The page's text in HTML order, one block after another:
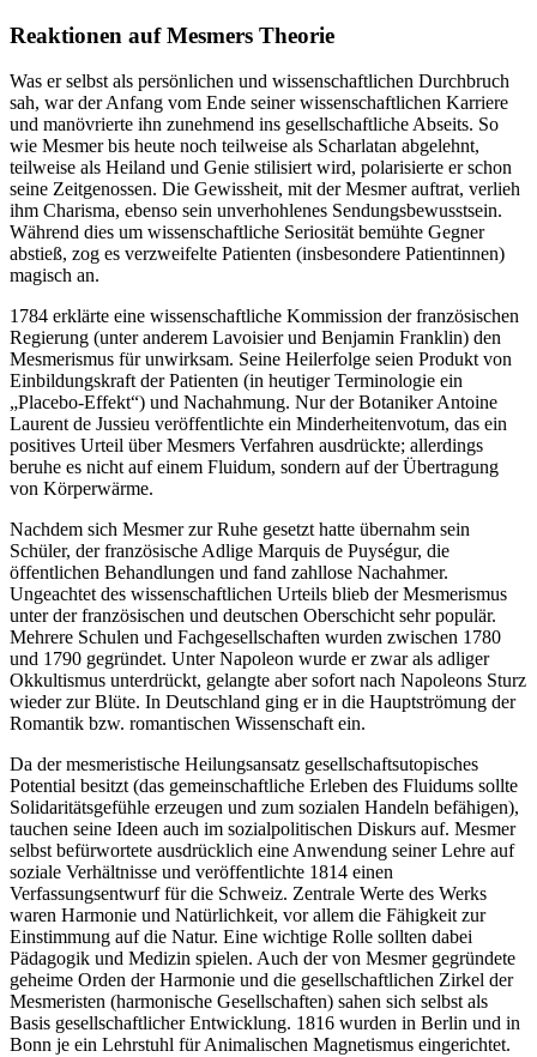
Reaktionen auf Mesmers Theorie
Was er selbst als persönlichen und wissenschaftlichen Durchbruch
sah, war der Anfang vom Ende seiner wissenschaftlichen Karriere
und manövrierte ihn zunehmend ins gesellschaftliche Abseits. So
wie Mesmer bis heute noch teilweise als Scharlatan abgelehnt,
teilweise als Heiland und Genie stilisiert wird, polarisierte er schon
seine Zeitgenossen. Die Gewissheit, mit der Mesmer auftrat, verlieh
ihm Charisma, ebenso sein unverhohlenes Sendungsbewusstsein.
Während dies um wissenschaftliche Seriosität bemühte Gegner
abstieß, zog es verzweifelte Patienten (insbesondere Patientinnen)
magisch an.
1784 erklärte eine wissenschaftliche Kommission der französischen
Regierung (unter anderem Lavoisier und Benjamin Franklin) den
Mesmerismus für unwirksam. Seine Heilerfolge seien Produkt von
Einbildungskraft der Patienten (in heutiger Terminologie ein
„Placebo-Effekt“) und Nachahmung. Nur der Botaniker Antoine
Laurent de Jussieu veröffentlichte ein Minderheitenvotum, das ein
positives Urteil über Mesmers Verfahren ausdrückte; allerdings
beruhe es nicht auf einem Fluidum, sondern auf der Übertragung
von Körperwärme.
Nachdem sich Mesmer zur Ruhe gesetzt hatte übernahm sein
Schüler, der französische Adlige Marquis de Puységur, die
öffentlichen Behandlungen und fand zahllose Nachahmer.
Ungeachtet des wissenschaftlichen Urteils blieb der Mesmerismus
unter der französischen und deutschen Oberschicht sehr populär.
Mehrere Schulen und Fachgesellschaften wurden zwischen 1780
und 1790 gegründet. Unter Napoleon wurde er zwar als adliger
Okkultismus unterdrückt, gelangte aber sofort nach Napoleons Sturz
wieder zur Blüte. In Deutschland ging er in die Hauptströmung der
Romantik bzw. romantischen Wissenschaft ein.
Da der mesmeristische Heilungsansatz gesellschaftsutopisches
Potential besitzt (das gemeinschaftliche Erleben des Fluidums sollte
Solidaritätsgefühle erzeugen und zum sozialen Handeln befähigen),
tauchen seine Ideen auch im sozialpolitischen Diskurs auf. Mesmer
selbst befürwortete ausdrücklich eine Anwendung seiner Lehre auf
soziale Verhältnisse und veröffentlichte 1814 einen
Verfassungsentwurf für die Schweiz. Zentrale Werte des Werks
waren Harmonie und Natürlichkeit, vor allem die Fähigkeit zur
Einstimmung auf die Natur. Eine wichtige Rolle sollten dabei
Pädagogik und Medizin spielen. Auch der von Mesmer gegründete
geheime Orden der Harmonie und die gesellschaftlichen Zirkel der
Mesmeristen (harmonische Gesellschaften) sahen sich selbst als
Basis gesellschaftlicher Entwicklung. 1816 wurden in Berlin und in
Bonn je ein Lehrstuhl für Animalischen Magnetismus eingerichtet.